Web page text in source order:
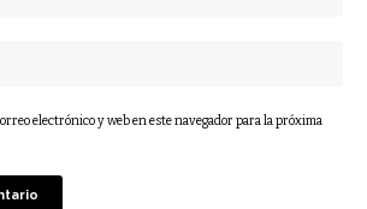
electrónico y web en este navegador para la próxima